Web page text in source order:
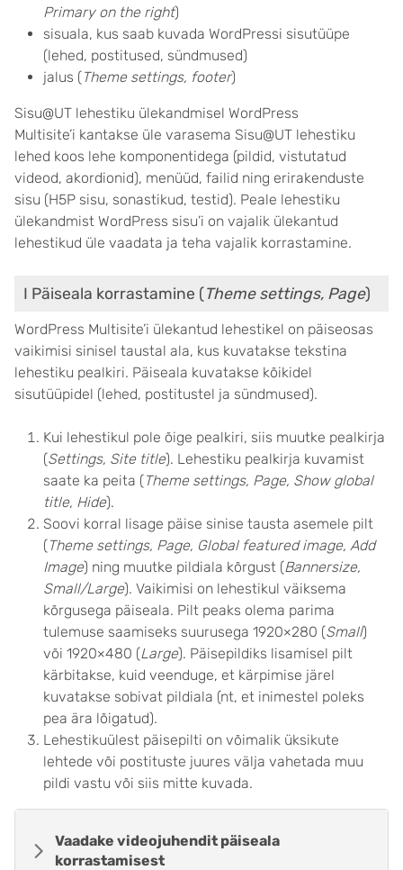
Primary on the right)
sisuala, kus saab kuvada WordPressi sisutüüpe
(lehed, postitused, sündmused)
jalus (Theme settings, footer)
Sisu@UT lehestiku ülekandmisel WordPress
Multisite’i kantakse üle varasema Sisu@UT lehestiku
lehed koos lehe komponentidega (pildid, vistutatud
videod, akordionid), menüüd, failid ning erirakenduste
sisu (H5P sisu, sonastikud, testid). Peale lehestiku
ülekandmist WordPress sisu’i on vajalik ülekantud
lehestikud üle vaadata ja teha vajalik korrastamine.
I Päiseala korrastamine (Theme settings, Page)
WordPress Multisite’i ülekantud lehestikel on päiseosas
vaikimisi sinisel taustal ala, kus kuvatakse tekstina
lehestiku pealkiri. Päiseala kuvatakse kõikidel
sisutüüpidel (lehed, postitustel ja sündmused).
Kui lehestikul pole õige pealkiri, siis muutke pealkirja
(Settings, Site title). Lehestiku pealkirja kuvamist
saate ka peita (Theme settings, Page, Show global
title, Hide).
Soovi korral lisage päise sinise tausta asemele pilt
(Theme settings, Page, Global featured image, Add
Image) ning muutke pildiala kõrgust (Bannersize,
Small/Large). Vaikimisi on lehestikul väiksema
kõrgusega päiseala. Pilt peaks olema parima
tulemuse saamiseks suurusega 1920×280 (Small)
või 1920×480 (Large). Päisepildiks lisamisel pilt
kärbitakse, kuid veenduge, et kärpimise järel
kuvatakse sobivat pildiala (nt, et inimestel poleks
pea ära lõigatud).
Lehestikuülest päisepilti on võimalik üksikute
lehtede või postituste juures välja vahetada muu
pildi vastu või siis mitte kuvada.
Vaadake videojuhendit päiseala
korrastamisest